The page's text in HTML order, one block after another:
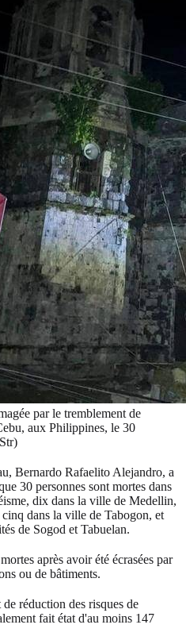
par le tremblement de
aux Philippines, le 30
Bernardo Rafaelito Alejandro, a
30 personnes sont mortes dans
dix dans la ville de Medellin,
dans la ville de Tabogon, et
de Sogod et Tabuelan.
après avoir été écrasées par
ou de bâtiments.
réduction des risques de
fait état d'au moins 147